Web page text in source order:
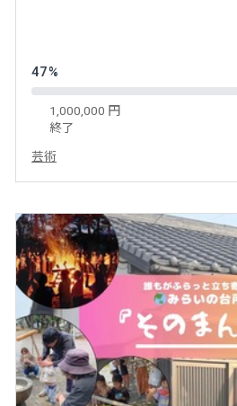
47%
1,000,000 円
終了
芸術